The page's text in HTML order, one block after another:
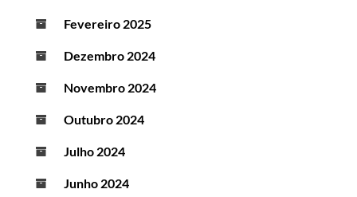
Fevereiro 2025
Dezembro 2024
Novembro 2024
Outubro 2024
Julho 2024
Junho 2024